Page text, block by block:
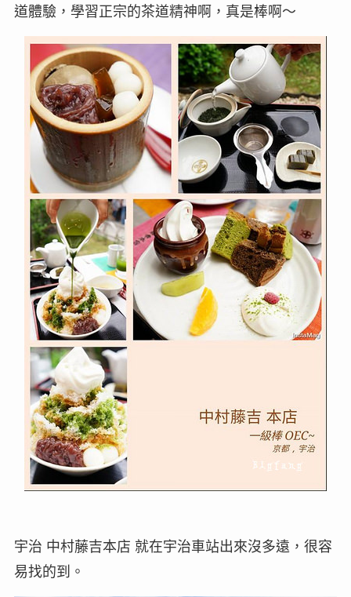
道體驗，學習正宗的茶道精神啊，真是棒啊～
宇治 中村藤吉本店 就在宇治車站出來沒多遠，很容
易找的到。